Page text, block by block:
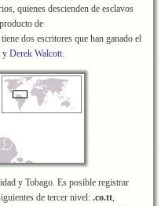
quienes descienden de esclavos
de
dos escritores que han ganado el
y Derek Walcott.
y Tobago. Es posible registrar
de tercer nivel: .co.tt,